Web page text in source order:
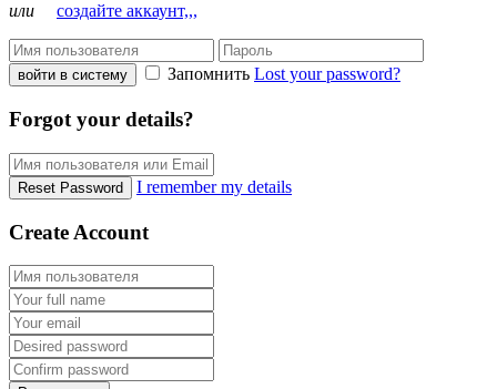
или создайте аккаунт,,,
войти в систему Запомнить Lost your password?
Forgot your details?
Reset Password I remember my details
Create Account